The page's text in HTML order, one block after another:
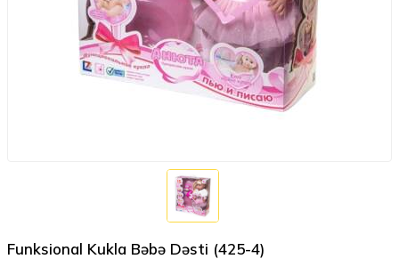
Funksional Kukla Bəbə Dəsti (425-4)